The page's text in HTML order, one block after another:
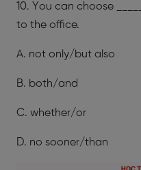
10. You can choose
to the office.
A. not only/but also
B. both/and
C. whether/or
D. no sooner/than